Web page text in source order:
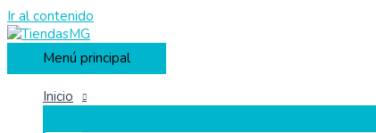
Ir al contenido
Menú principal
Inicio